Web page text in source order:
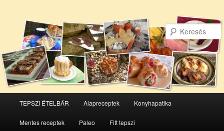
Tovább
az
Tovább
a
TEPSZI ÉTELBÁR Alapreceptek Konyhapatika
Mentes receptek Paleo Fitt tepszi